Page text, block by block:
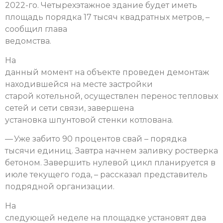
2022-го. Четырехэтажное здание будет иметь
площадь порядка 17 тысяч квадратных метров, –
сообщил глава
ведомства.
На
данный момент на объекте проведен демонтаж
находившейся на месте застройки
старой котельной, осуществлен перенос тепловых
сетей и сети связи, завершена
установка шпунтовой стенки котлована.
— Уже забито 90 процентов свай – порядка
тысячи единиц. Завтра начнем заливку ростверка
бетоном. Завершить нулевой цикл планируется в
июле текущего года, – рассказал представитель
подрядной организации.
На
следующей неделе на площадке установят два